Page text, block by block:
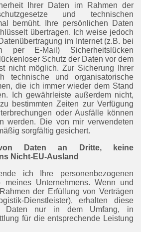
Ihrer Daten im Rahmen der
und technischen
bemüht. Ihre persönlichen Daten
übertragen. Ich weise jedoch
im Internet (z.B. bei
per E-Mail) Sicherheitslücken
Schutz der Daten vor dem
nicht möglich. Zur Sicherung Ihrer
technische und organisatorische
die ich immer wieder dem Stand
Ich gewährleiste außerdem nicht,
bestimmten Zeiten zur Verfügung
oder Ausfälle können
werden. Die von mir verwendeten
sorgfältig gesichert.
Daten an Dritte, keine
Nicht-EU-Ausland
ich Ihre personenbezogenen
meines Unternehmens. Wenn und
der Erfüllung von Verträgen
Dienstleister), erhalten diese
Daten nur in dem Umfang, in
für die entsprechende Leistung